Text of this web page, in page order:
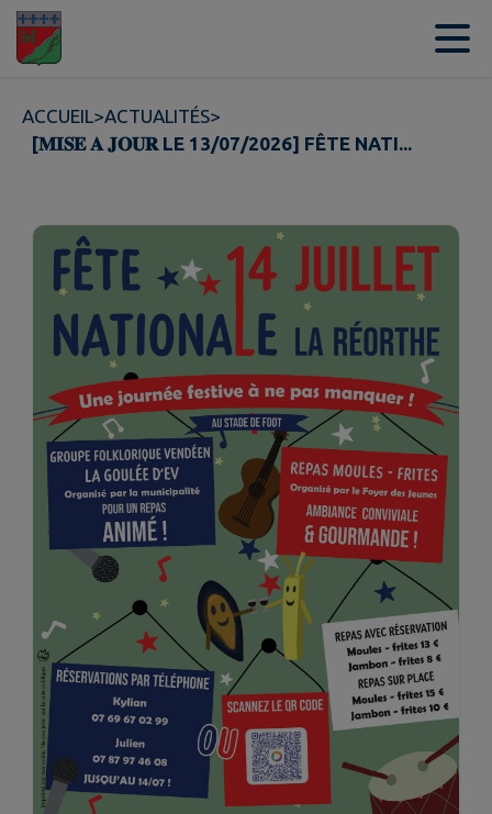
Contenu
ACCUEIL>ACTUALITÉS>
[𝐌𝐈𝐒𝐄 𝐀 𝐉𝐎𝐔𝐑 LE 13/07/2026] FÊTE NATI...